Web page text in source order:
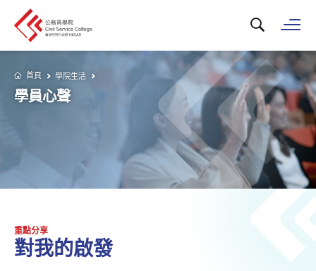
搜尋關鍵字...
首頁 學院生活
學員心聲
重點分享
對我的啟發